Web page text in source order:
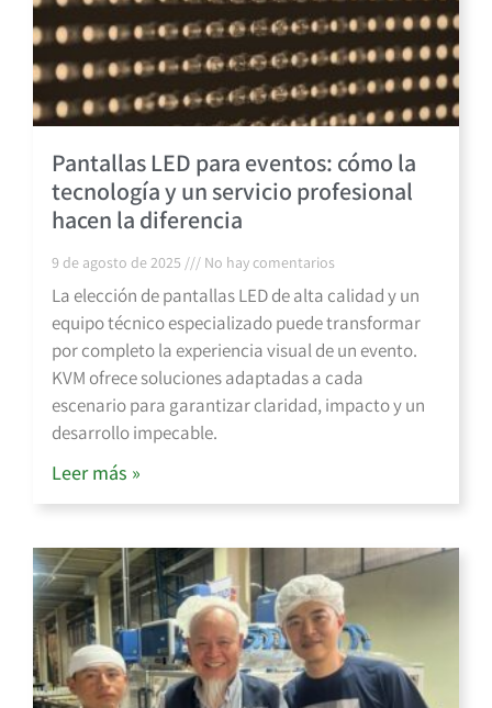
Pantallas LED para eventos: cómo la
tecnología y un servicio profesional
hacen la diferencia
9 de agosto de 2025 No hay comentarios
La elección de pantallas LED de alta calidad y un
equipo técnico especializado puede transformar
por completo la experiencia visual de un evento.
KVM ofrece soluciones adaptadas a cada
escenario para garantizar claridad, impacto y un
desarrollo impecable.
Leer más »